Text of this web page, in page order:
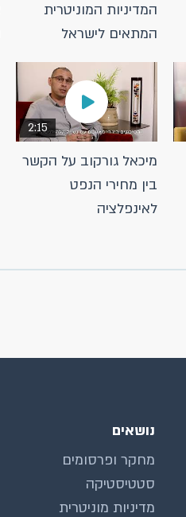
המדיניות המוניטרית
המתאים לישראל
2:15
מיכאל גורקוב על הקשר
בין מחירי הנפט
לאינפלציה
נושאים
מחקר ופרסומים
סטטיסטיקה
מדיניות מוניטרית